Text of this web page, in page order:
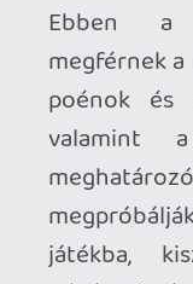
érdekében.